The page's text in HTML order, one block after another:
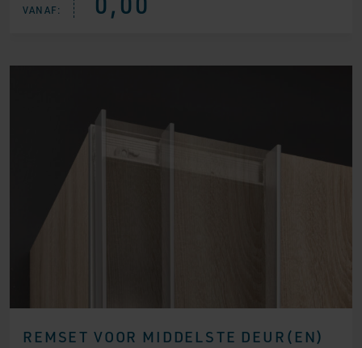
VANAF:
REMSET VOOR MIDDELSTE DEUR(EN)